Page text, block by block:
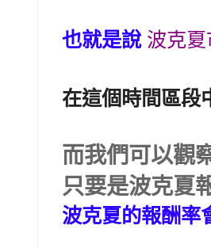
也就是說 波克
在這個時間區段
而我們可以觀
只要是波克夏
波克夏的報酬率